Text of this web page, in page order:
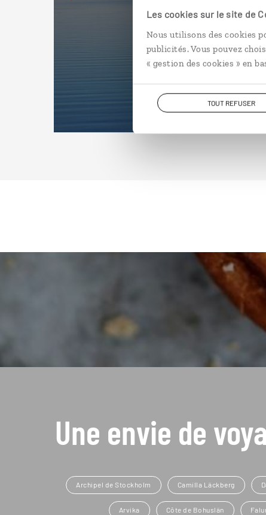
Les cookies sur le site de
Nous utilisons des cookies
publicités. Vous pouvez
« gestion des cookies » en
TOUT REFUSER
Une envie de
Archipel de Stockholm Camilla Läckberg
Arvika Côte de Bohuslän